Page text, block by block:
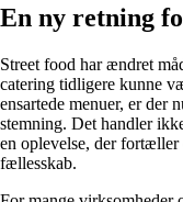
En ny retning
Street food har ændret
catering tidligere kunne
ensartede menuer, er der
stemning. Det handler
en oplevelse, der
fællesskab.